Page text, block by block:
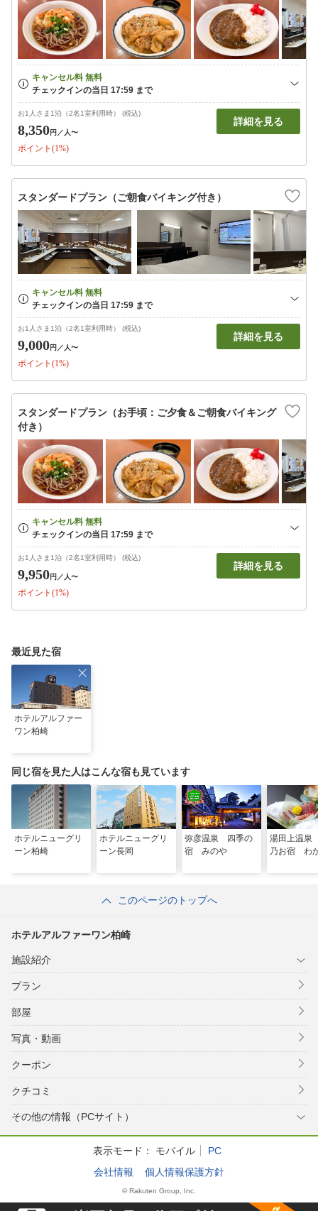
お1人さま1泊（2名1室利用時） (税込)
8,350円 ／人〜
ポイント(1%)
詳細を見る
スタンダードプラン（ご朝食バイキング付き）
お1人さま1泊（2名1室利用時） (税込)
9,000円 ／人〜
ポイント(1%)
詳細を見る
スタンダードプラン（お手頃：ご夕食＆ご朝食バイキング
付き）
お1人さま1泊（2名1室利用時） (税込)
9,950円 ／人〜
ポイント(1%)
詳細を見る
最近見た宿
ホテルアルファー
ワン柏崎
同じ宿を見た人はこんな宿も見ています
ホテルニューグリ
ーン柏崎
ホテルニューグリ
ーン長岡
弥彦温泉 四季の
宿 みのや
湯田上温
乃お宿 わ
このページのトップへ
ホテルアルファーワン柏崎
施設紹介
プラン
部屋
写真・動画
クーポン
クチコミ
その他の情報（PCサイト）
表示モード： モバイル
PC
会社情報
個人情報保護方針
© Rakuten Group, Inc.